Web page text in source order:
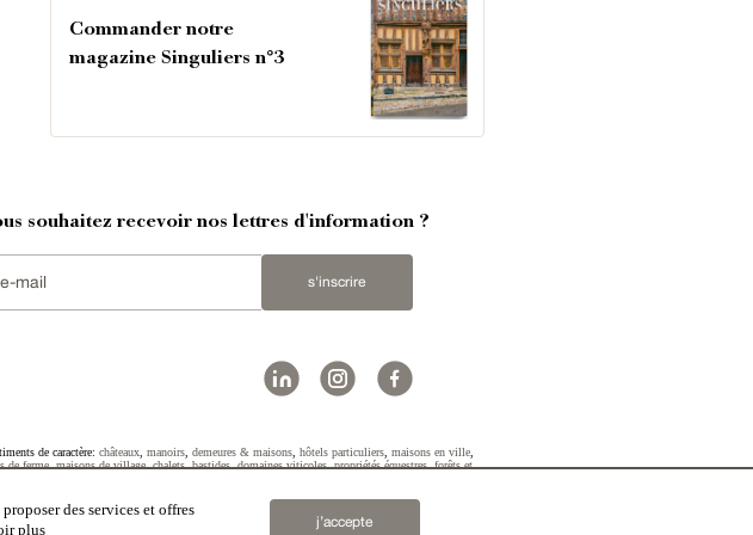
Commander notre
magazine Singuliers n°3
souhaitez recevoir nos lettres d'information ?
s'inscrire
de caractère: châteaux manoirs demeures & maisons hôtels particuliers maisons en ville
de ferme,maisons de village,chalets,bastides,domaines viticoles,propriétés équestres,forêts et
des services et offres
plus j’accepte